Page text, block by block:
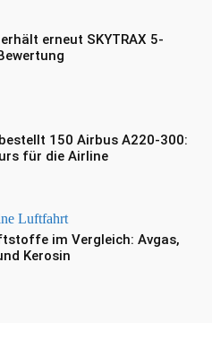
erhält erneut SKYTRAX 5-
150 Airbus A220-300:
für die Airline
Luftfahrt
im Vergleich: Avgas,
Kerosin